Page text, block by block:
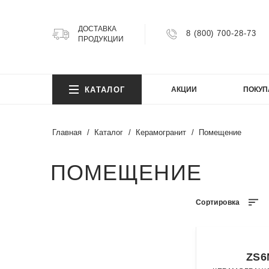
ДОСТАВКА
ПРОДУКЦИИ
8 (800) 700-28-73
КАТАЛОГ
Atlas
Axion
АКЦИИ
Cosmic
Infinity
Главная Каталог Керамогранит Помещение
ПОМЕЩЕНИЕ
Сортировка